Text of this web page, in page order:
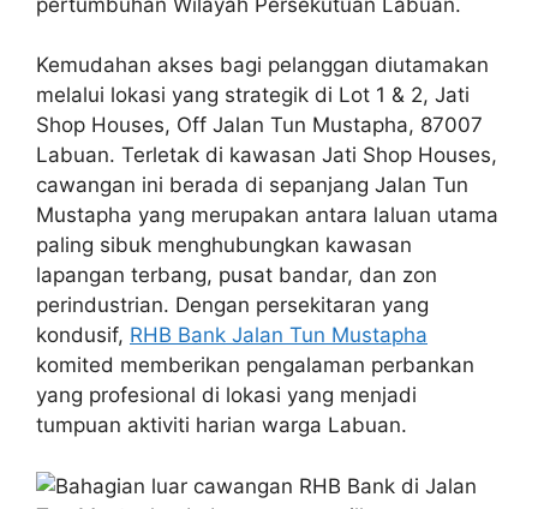
Kemudahan akses bagi pelanggan diutamakan
melalui lokasi yang strategik di Lot 1 & 2, Jati
Shop Houses, Off Jalan Tun Mustapha, 87007
Labuan. Terletak di kawasan Jati Shop Houses,
cawangan ini berada di sepanjang Jalan Tun
Mustapha yang merupakan antara laluan utama
paling sibuk menghubungkan kawasan
lapangan terbang, pusat bandar, dan zon
perindustrian. Dengan persekitaran yang
kondusif, RHB Bank Jalan Tun Mustapha
komited memberikan pengalaman perbankan
yang profesional di lokasi yang menjadi
tumpuan aktiviti harian warga Labuan.